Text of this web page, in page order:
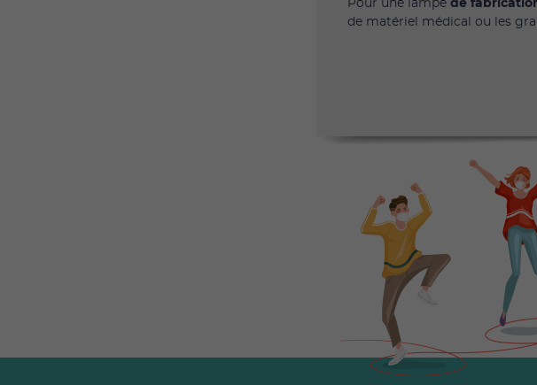
Pour une lampe de
de matériel médical ou les